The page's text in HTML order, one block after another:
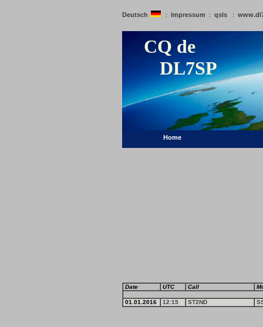
Deutsch : Impressum : qsls :
CQ de
DL7SP
Home
Date UTC Call
01.01.2016 12:15 ST2ND